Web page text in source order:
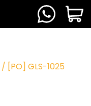
/ [PO] GLS-1025